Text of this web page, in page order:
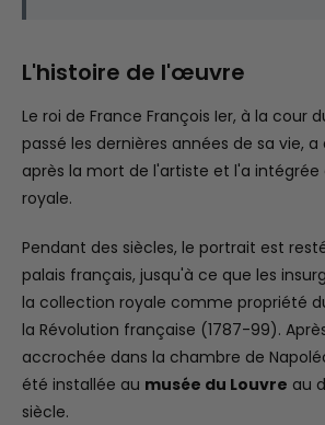
L'histoire de l'œuvre
Le roi de France François Ier, à la cour
passé les dernières années de sa vie,
après la mort de l'artiste et l'a
royale.
Pendant des siècles, le portrait est
palais français, jusqu'à ce que les
la collection royale comme propriété
la Révolution française (1787-99).
accrochée dans la chambre de
été installée au musée du Louvre au
siècle.